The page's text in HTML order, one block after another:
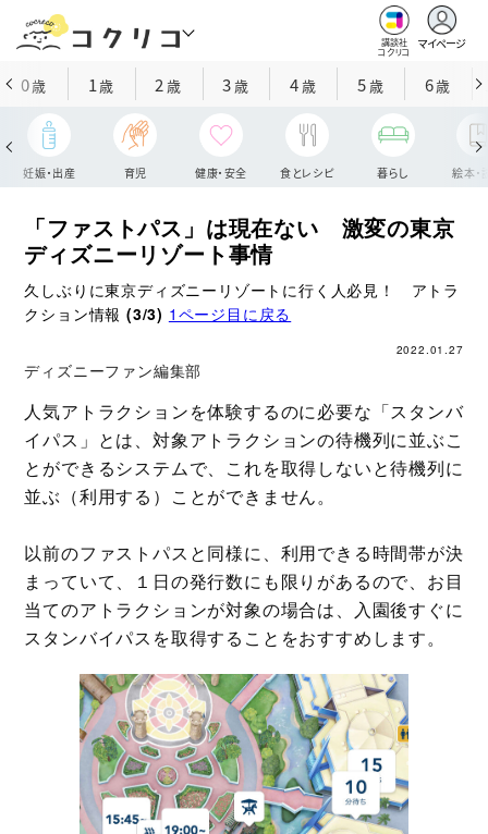
講談社
コクリコ
マイページ
0歳 1歳 2 歳 3歳 4歳 5歳 6歳
妊娠・出産 育児 健康・安全 食とレシピ 暮らし 絵本・
「ファストパス」は現在ない 激変の東京
ディズニーリゾート事情
久しぶりに東京ディズニーリゾートに行く人必見！ アトラ
クション情報(3/3) 1ページ目に戻る
2022.01.27
ディズニーファン編集部
人気アトラクションを体験するのに必要な「スタンバ
イパス」とは、対象アトラクションの待機列に並ぶこ
とができるシステムで、これを取得しないと待機列に
並ぶ（利用する）ことができません。
以前のファストパスと同様に、利用できる時間帯が決
まっていて、１日の発行数にも限りがあるので、お目
当てのアトラクションが対象の場合は、入園後すぐに
スタンバイパスを取得することをおすすめします。